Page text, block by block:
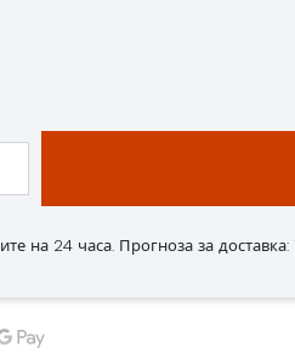
на 24 часа. Прогноза за доставка: